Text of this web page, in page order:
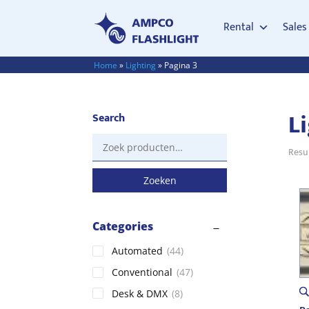
Rental Sales
Home » Lighting » Pagina 3
Search
naar:
Zoeken
Categories
Automated (44)
Conventional (47)
Desk & DMX (8)